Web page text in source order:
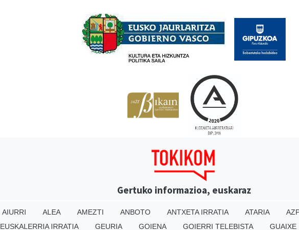
Gertuko informazioa, euskaraz
AIURRI ALEA AMEZTI ANBOTO ANTXETA IRRATIA ATARIA
EUSKALERRIA IRRATIA GEURIA GOIENA GOIERRI TELEBISTA GUAIXE